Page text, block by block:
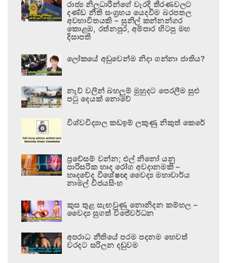
රාජ්‍ය නිලධාරීන්ගේ වැරදි තීරණවලට
දණ්ඩ නීති සංග්‍රහය යෙදවීම බරපතල
අවභාවිතයකි – සුනිල් කන්නන්ගර
කොළඹ, රත්නපුර, අම්පාර හිටපු මහ
දිසාපති
ලෝකයේ අඩුවෙන්ම නිදා ගන්නා ජාතිය?
නැව් වලින් බහලුම් මුහුදට පෙරලීම සුළු
පටු දෙයක් නොවේ
විශ්වවිද්‍යාල කඩඉම් ලකුණු නිකුත් කෙරේ
ප්‍රවේසම් වන්න; එල් නිනෝ යනු
පාරිසරික හෘද රෝග අවදානමකි –
හෘදවේද විශේෂඥ වෛද්‍ය මහාචාර්ය
නාමල් විජයසිංහ
කුස තුළ සැඟවුණු නොනිදන කම්හල –
වෛද්‍ය සුගත් විජේවර්ධන
අපරාධ නීතියේ පරම පදනම හෙවත්
වරදට සරිලන දඬුවම